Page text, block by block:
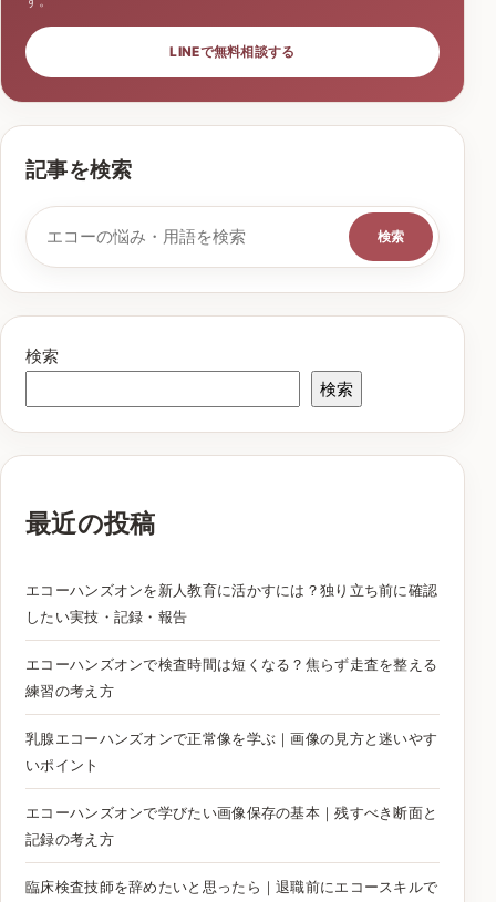
LINEで無料相談する
記事を検索
検索キーワード
検索
検索
検索
最近の投稿
エコーハンズオンを新人教育に活かすには？独り立ち前に確認
したい実技・記録・報告
エコーハンズオンで検査時間は短くなる？焦らず走査を整える
練習の考え方
乳腺エコーハンズオンで正常像を学ぶ｜画像の見方と迷いやす
いポイント
エコーハンズオンで学びたい画像保存の基本｜残すべき断面と
記録の考え方
臨床検査技師を辞めたいと思ったら｜退職前にエコースキルで